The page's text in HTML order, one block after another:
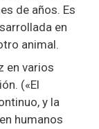
de años. Es
en
animal.
en varios
(«El
y la
humanos